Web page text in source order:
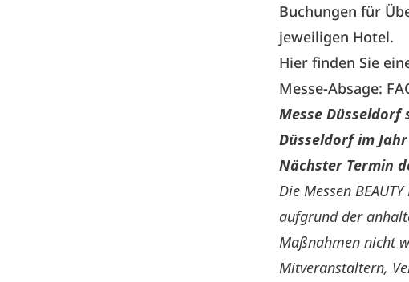
Buchungen für
jeweiligen Hotel.
Hier finden Sie
Messe-Absage:
Messe Düsseldorf
Düsseldorf im
Nächster Termin
Die Messen
aufgrund der
Maßnahmen nicht
Mitveranstaltern,